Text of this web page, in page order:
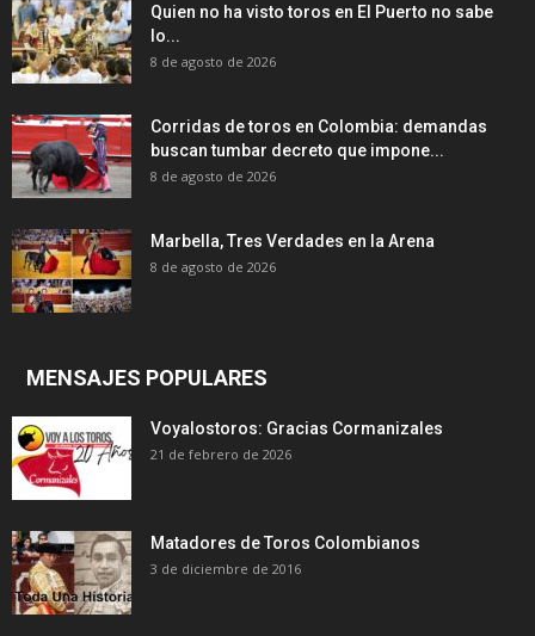
Quien no ha visto toros en El Puerto no sabe
lo...
8 de agosto de 2026
Corridas de toros en Colombia: demandas
buscan tumbar decreto que impone...
8 de agosto de 2026
Marbella, Tres Verdades en la Arena
8 de agosto de 2026
MENSAJES POPULARES
Voyalostoros: Gracias Cormanizales
21 de febrero de 2026
Matadores de Toros Colombianos
3 de diciembre de 2016